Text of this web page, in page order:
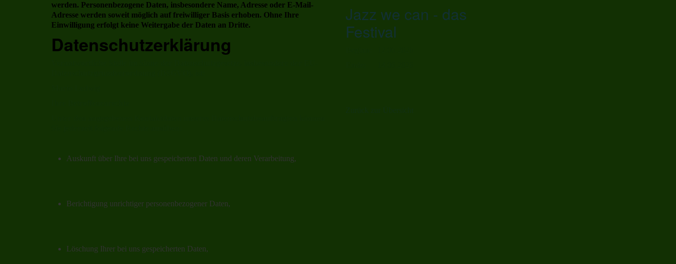
werden. Personenbezogene Daten, insbesondere Name, Adresse oder E-Mail-
Adresse werden soweit möglich auf freiwilliger Basis erhoben. Ohne Ihre
Einwilligung erfolgt keine Weitergabe der Daten an Dritte.
Datenschutzerklärung
Auskunft über Ihre bei uns gespeicherten Daten und deren Verarbeitung,
Berichtigung unrichtiger personenbezogener Daten,
Löschung Ihrer bei uns gespeicherten Daten,
Jazz we can - das
Festival